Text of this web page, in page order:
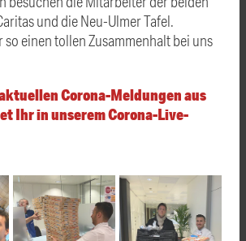
und die Neu-Ulmer Tafel.
einen tollen Zusammenhalt bei uns
Corona-Meldungen aus
Ihr in unserem Corona-Live-